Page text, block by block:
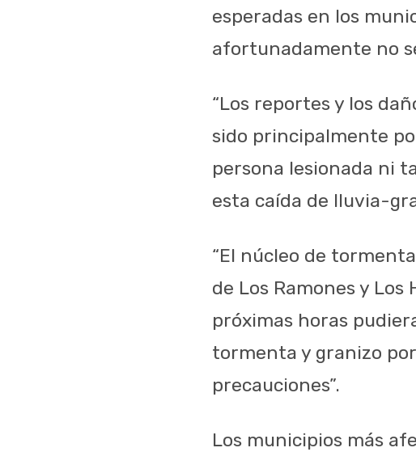
esperadas en los
afortunadamente no
“Los reportes y los
sido principalmente
persona lesionada ni
esta caída de lluvia-
“El núcleo de
de Los Ramones y
próximas horas
tormenta y granizo
precauciones”.
Los municipios más